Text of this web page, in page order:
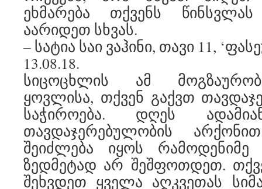
ეხმარება თქვენს
აარიდეთ სხვას.
– სატია საი ვაჰინი, თავი 11,
13.08.18.
სიცოცხლის ამ
ყოვლისა, თქვენ გაქვთ
საჭიროება. დღეს
თავდაჯერებულობის
შეიძლება იყოს რამოდენიმე
ზედმეტად არ შეშფოთდეთ.
შეხვდეთ ყველა აღკვეთას